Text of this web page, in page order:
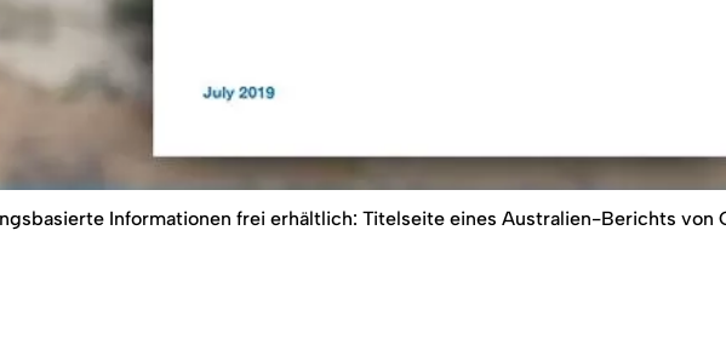
Informationen frei erhältlich: Titelseite eines Australien-Berichts von